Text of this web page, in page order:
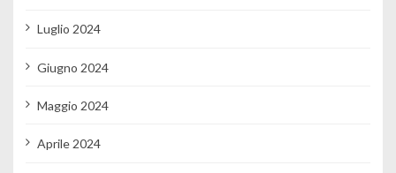
Luglio 2024
Giugno 2024
Maggio 2024
Aprile 2024